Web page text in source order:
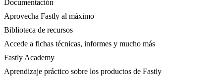
Documentación
Aprovecha Fastly al máximo
Biblioteca de recursos
Accede a fichas técnicas, informes y mucho más
Fastly Academy
Aprendizaje práctico sobre los productos de Fastly